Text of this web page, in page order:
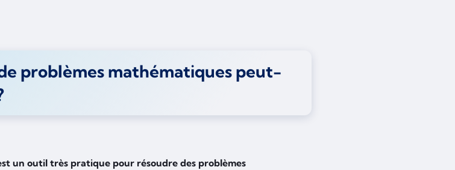
problèmes mathématiques peut-
un outil très pratique pour résoudre des problèmes